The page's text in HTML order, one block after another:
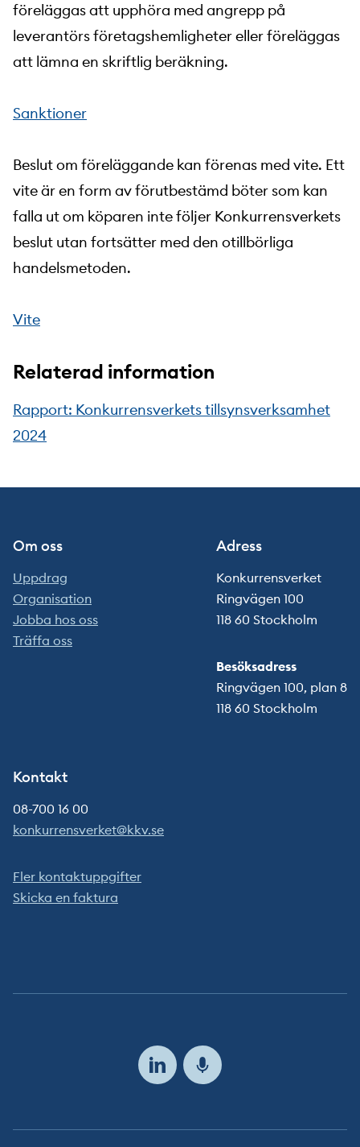
föreläggas att upphöra med angrepp på
leverantörs företagshemligheter eller föreläggas
att lämna en skriftlig beräkning.
Sanktioner
Beslut om föreläggande kan förenas med vite. Ett
vite är en form av förutbestämd böter som kan
falla ut om köparen inte följer Konkurrensverkets
beslut utan fortsätter med den otillbörliga
handelsmetoden.
Vite
Relaterad information
Rapport: Konkurrensverkets tillsynsverksamhet
2024
Om oss
Uppdrag
Organisation
Jobba hos oss
Träffa oss
Adress
Konkurrensverket
Ringvägen 100
118 60 Stockholm
Besöksadress
Ringvägen 100, plan 8
118 60 Stockholm
Kontakt
08-700 16 00
konkurrensverket@kkv.se
Fler kontaktuppgifter
Skicka en faktura
Följ
oss